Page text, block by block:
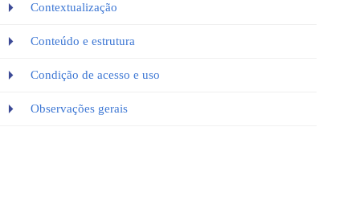
Contextualização
Conteúdo e estrutura
Condição de acesso e uso
Observações gerais